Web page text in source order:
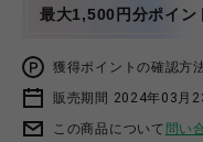
最大1,500円分ポイン
獲得ポイントの確認方
販売期間 2024年03月
この商品について 問い